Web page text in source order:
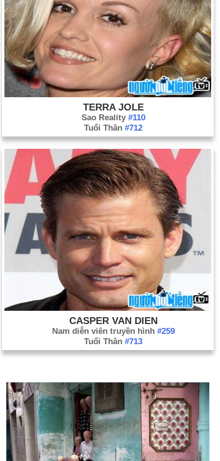
TERRA JOLE
Sao Reality #110
Tuổi Thân #712
CASPER VAN DIEN
Nam diễn viên truyền hình #259
Tuổi Thân #713